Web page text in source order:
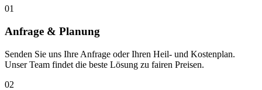
01
Anfrage & Planung
Senden Sie uns Ihre Anfrage oder Ihren Heil- und Kostenplan.
Unser Team findet die beste Lösung zu fairen Preisen.
02